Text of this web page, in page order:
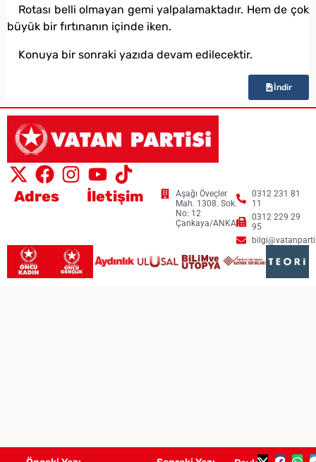
Rotası belli olmayan gemi yalpalamaktadır. Hem de çok
büyük bir fırtınanın içinde iken.
Konuya bir sonraki yazıda devam edilecektir.
İndir
Adres
Aşağı Öveçler
Mah. 1308. Sok.
No: 12
Çankaya/ANKARA
İletişim
0312 231 81
11
0312 229 29
95